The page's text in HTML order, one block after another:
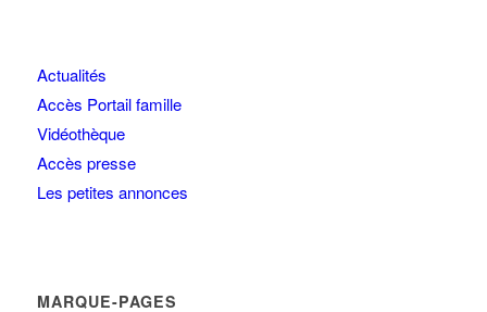
Actualités
Accès Portail famille
Vidéothèque
Accès presse
Les petites annonces
MARQUE-PAGES